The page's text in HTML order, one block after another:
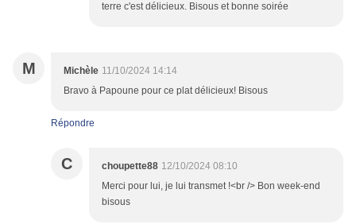
terre c'est délicieux. Bisous et bonne soirée
M Michèle 11/10/2024 14:14
Bravo à Papoune pour ce plat délicieux! Bisous
Répondre
C choupette88 12/10/2024 08:10
Merci pour lui, je lui transmet !<br /> Bon week-end
bisous